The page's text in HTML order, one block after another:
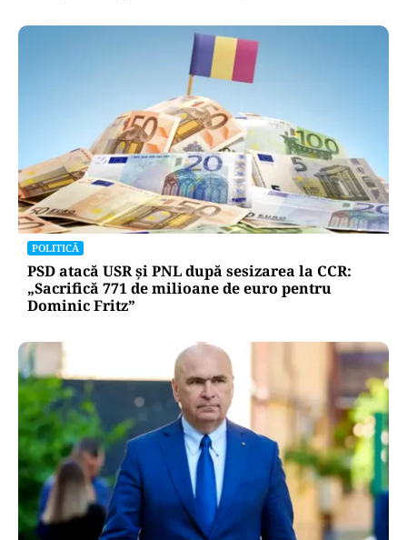
POLITICĂ
PSD atacă USR și PNL după sesizarea la CCR:
„Sacrifică 771 de milioane de euro pentru
Dominic Fritz”